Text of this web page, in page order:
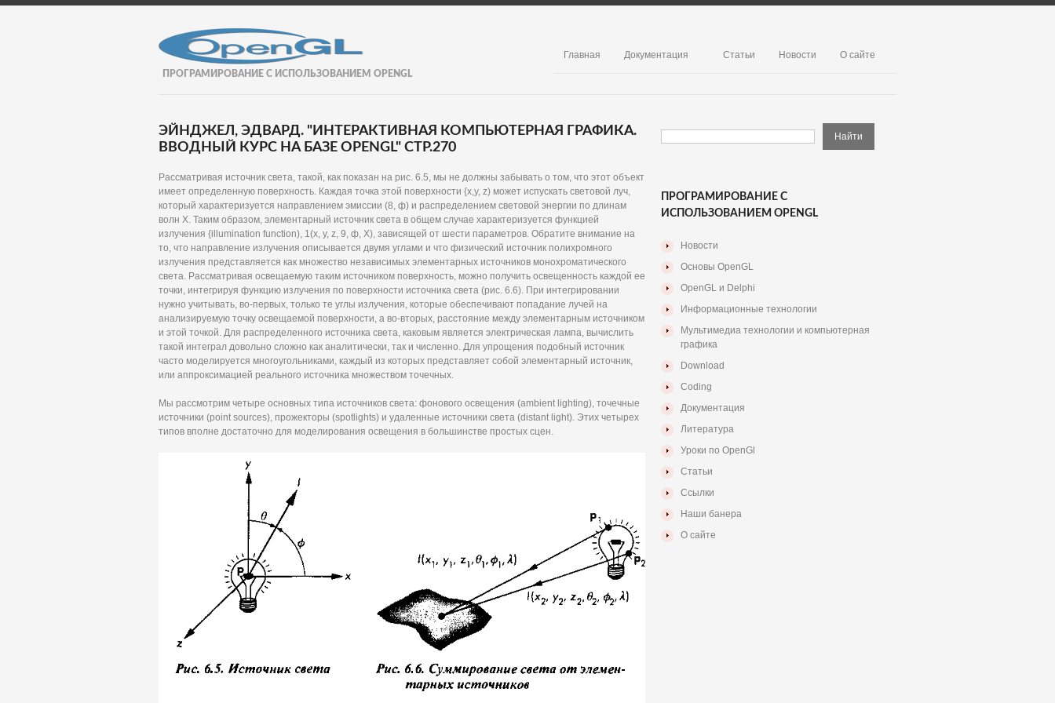
ПРОГРАМИРОВАНИЕ С ИСПОЛЬЗОВАНИЕМ OPENGL
Главная Документация Статьи Новости О сайте
ЭЙНДЖЕЛ, ЭДВАРД. "ИНТЕРАКТИВНАЯ КОМПЬЮТЕРНАЯ ГРАФИКА.
ВВОДНЫЙ КУРС НА БАЗЕ OPENGL" СТР.270
Рассматривая источник света, такой, как показан на рис. 6.5, мы не должны забывать о том, что этот объект
имеет определенную поверхность. Каждая точка этой поверхности {х,у, z) может испускать световой луч,
который характеризуется направлением эмиссии (8, ф) и распределением световой энергии по длинам
волн X. Таким образом, элементарный источник света в общем случае характеризуется функцией
излучения {illumination function), 1(х, у, z, 9, ф, X), зависящей от шести параметров. Обратите внимание на
то, что направление излучения описывается двумя углами и что физический источник полихромного
излучения представляется как множество независимых элементарных источников монохроматического
света. Рассматривая освещаемую таким источником поверхность, можно получить освещенность каждой ее
точки, интегрируя функцию излучения по поверхности источника света (рис. 6.6). При интегрировании
нужно учитывать, во-первых, только те углы излучения, которые обеспечивают попадание лучей на
анализируемую точку освещаемой поверхности, а во-вторых, расстояние между элементарным источником
и этой точкой. Для распределенного источника света, каковым является электрическая лампа, вычислить
такой интеграл довольно сложно как аналитически, так и численно. Для упрощения подобный источник
часто моделируется многоугольниками, каждый из которых представляет собой элементарный источник,
или аппроксимацией реального источника множеством точечных.
Мы рассмотрим четыре основных типа источников света: фонового освещения (ambient lighting), точечные
источники (point sources), прожекторы (spotlights) и удаленные источники света (distant light). Этих четырех
типов вполне достаточно для моделирования освещения в большинстве простых сцен.
ПРОГРАМИРОВАНИЕ С
ИСПОЛЬЗОВАНИЕМ OPENGL
Новости
Основы OpenGL
OpenGL и Delphi
Информационные технологии
Мультимедиа технологии и компьютерная
графика
Download
Coding
Документация
Литература
Уроки по OpenGl
Статьи
Ссылки
Наши банера
О сайте